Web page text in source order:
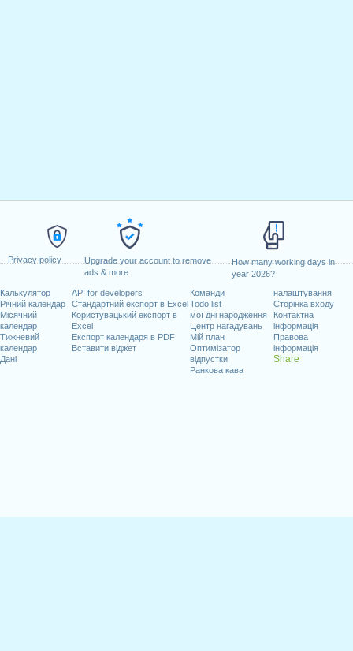
Privacy policy
Upgrade your account to remove
ads & more
How many working days in
year 2026?
Калькулятор
Річний календар
Місячний
календар
Тижневий
календар
Дані
API for developers
Стандартний експорт в Excel
Користувацький експорт в
Excel
Експорт календаря в PDF
Вставити віджет
Команди
Todo list
мої дні народження
Центр нагадувань
Мій план
Оптимізатор
відпустки
Ранкова кава
налаштування
Сторінка входу
Контактна
інформація
Правова
інформація
Share